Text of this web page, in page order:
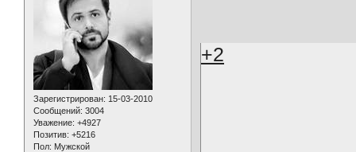
Зарегистрирован: 15-03-2010
Сообщений: 3004
Уважение: +4927
Позитив: +5216
Пол: Мужской
+2